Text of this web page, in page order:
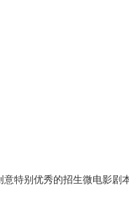
别优秀的招生微电影剧